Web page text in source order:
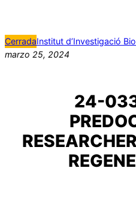
CerradaInstitut d’Investigació
marzo 25, 2024
24-